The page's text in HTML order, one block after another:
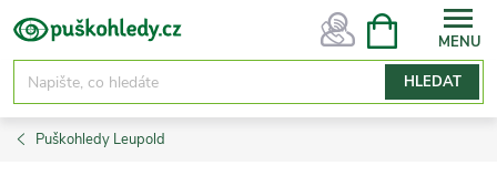
Přejít
na
obsah
HLEDAT
NÁKUPNÍ
Puškohledy Leupold